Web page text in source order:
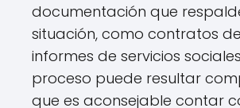
documentación que
situación, como contratos
informes de servicios
proceso puede resultar
que es aconsejable contar